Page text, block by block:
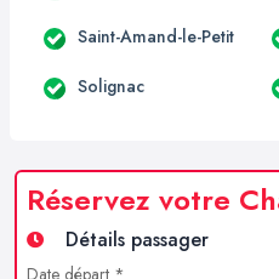
Saint-Amand-le-Petit
Solignac
Réservez votre
Détails passager
Date départ *